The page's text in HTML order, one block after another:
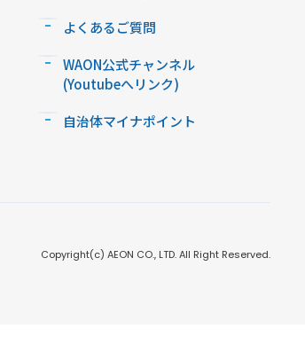
よくあるご質問
WAON公式チャンネル
(Youtubeへリンク)
自治体マイナポイント
Copyright(c) AEON CO., LTD. All Right Reserved.